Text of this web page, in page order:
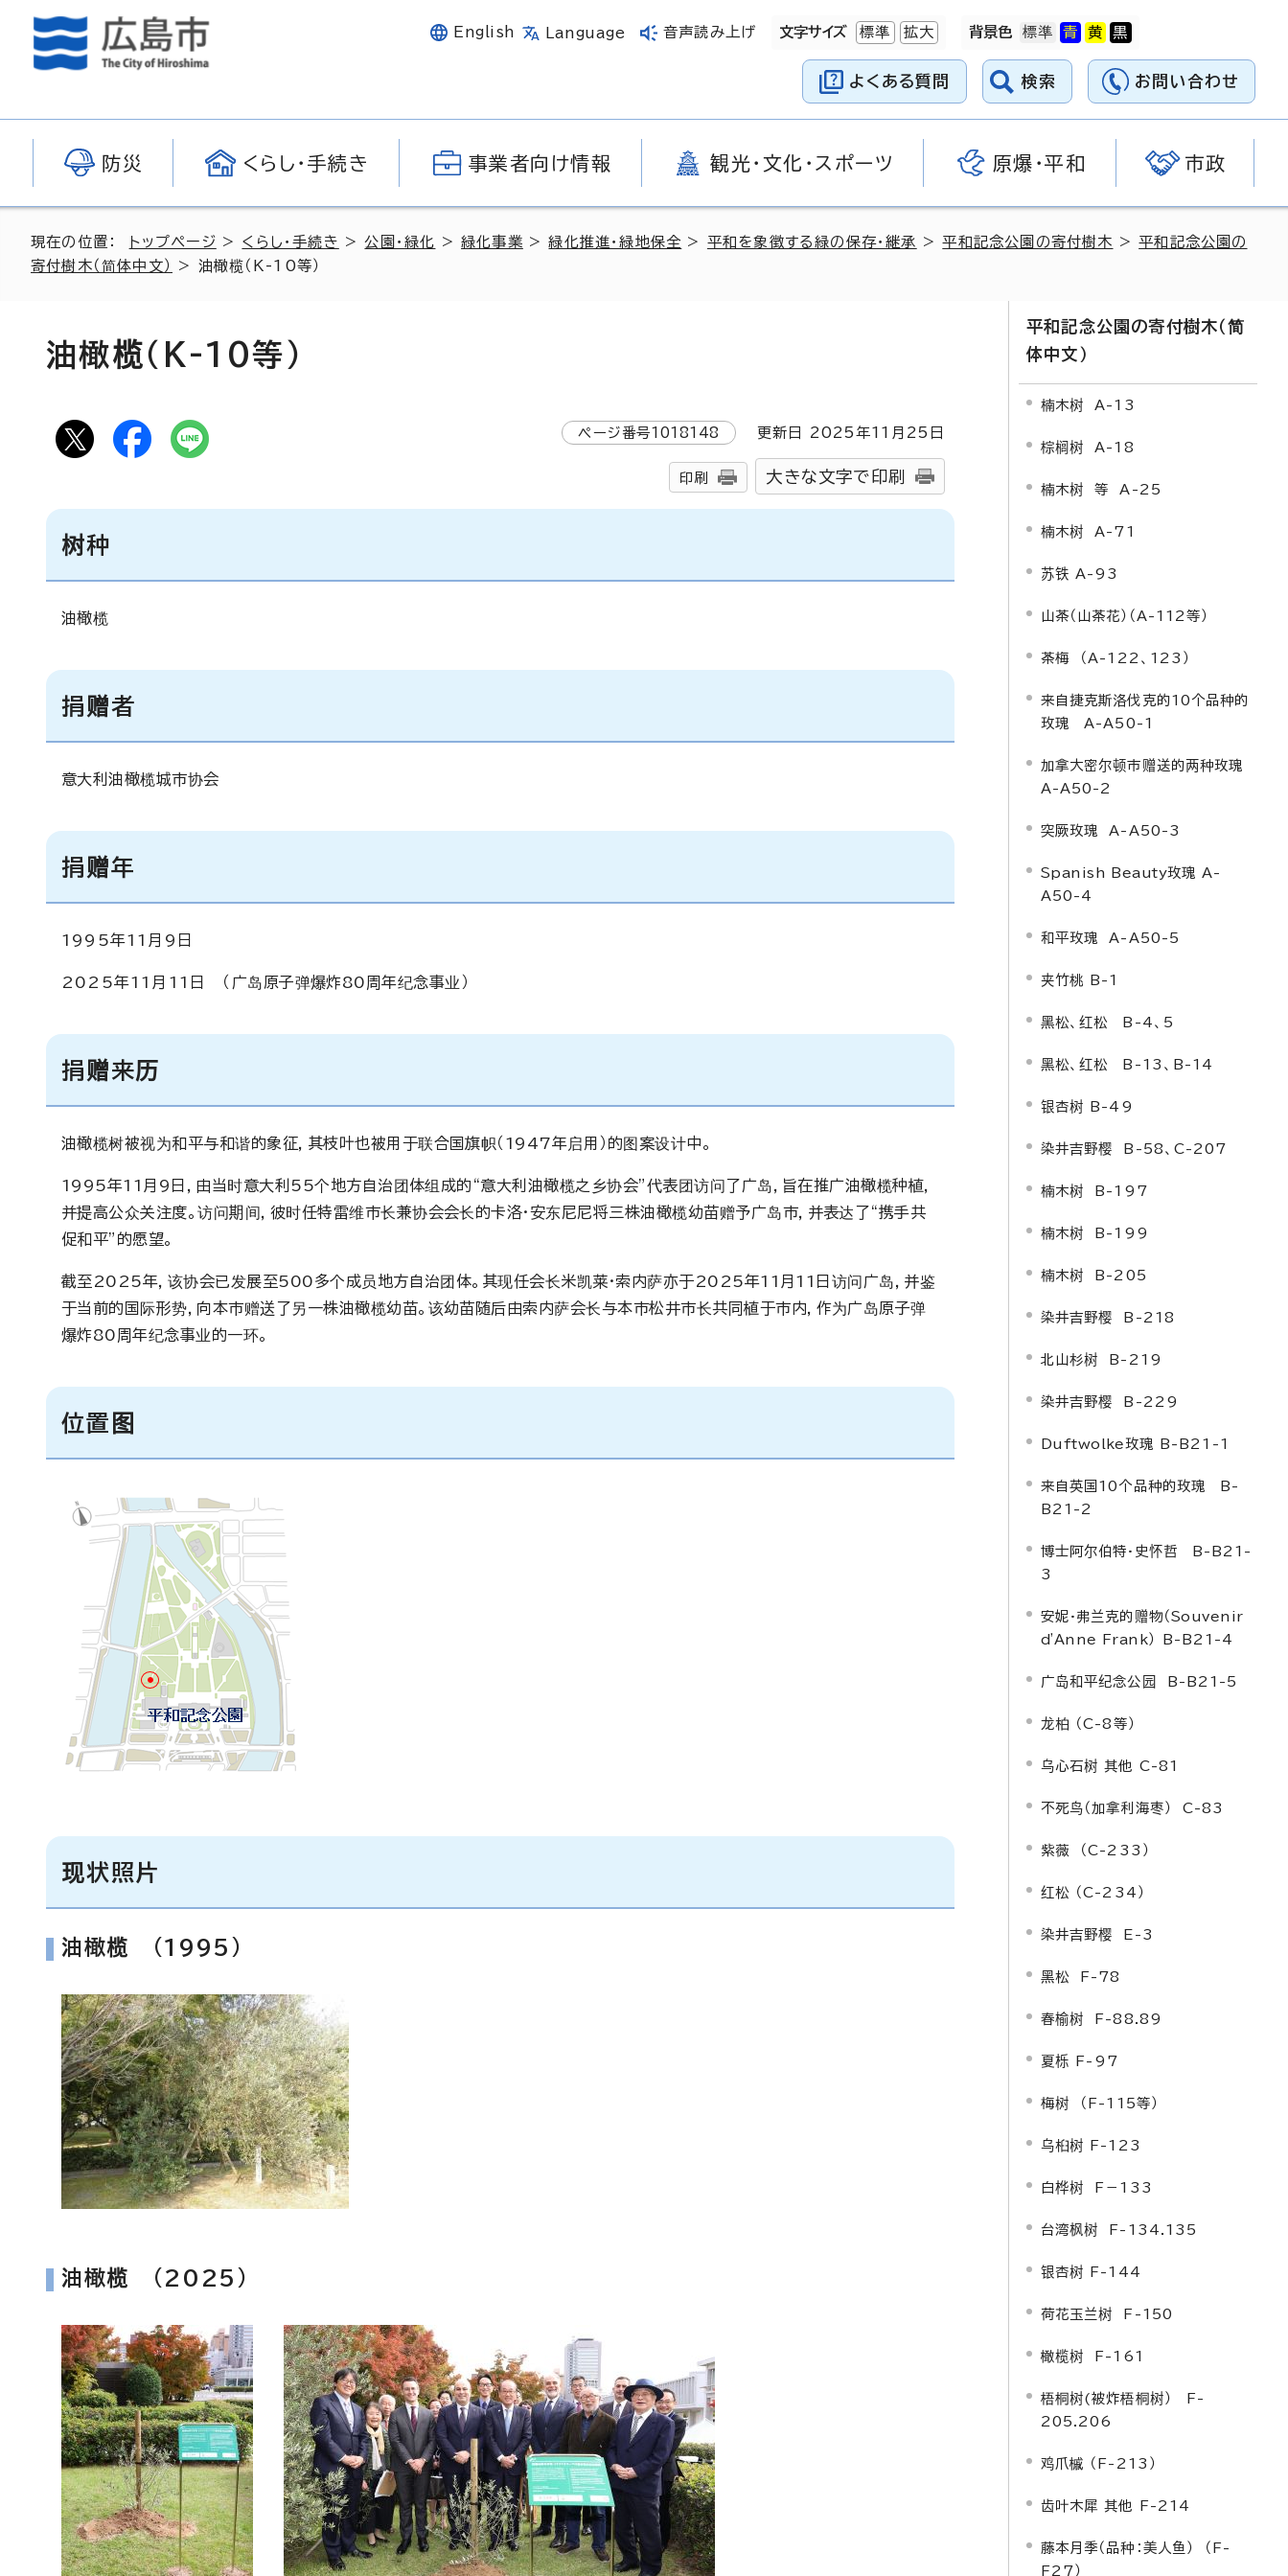
English Language 音声読み上げ 文字サイズ 標準 拡大 背景色
よくある質問 検索 お問い合わせ
防災 くらし・手続き 事業者向け情報 観光・文化・スポーツ 原爆・平和 市政
現在の位置： トップページ > くらし・手続き >公園・緑化 >緑化事業 >緑化推進・緑地保全 > 平和を象徴する緑の保存・継承 >平和記念公園の寄付樹木 >平和記念公園の
寄付樹木（简体中文）
> 油橄榄（K-10等）
油橄榄（K-10等）
ページ番号1018148 更新日 2025 年11 月 25 日
印刷 大きな文字で印刷
树种
油橄榄
捐赠者
意大利油橄榄城市协会
捐赠年
1995年11月9日
2025年11月11日 （ 广岛原子弹爆炸80周年纪念事业 ）
捐赠来历
油橄榄树被视为和平与和谐的象征，其枝叶也被用于联合国旗帜（1947年启用）的图案设计中。
1995年11月9日，由当时意大利55个地方自治团体组成的“意大利油橄榄之乡协会”代表团访问了广岛，旨在推广油橄榄种植，
并提高公众关注度。访问期间，彼时任特雷维市长兼协会会长的卡洛·安东尼尼将三株油橄榄幼苗赠予广岛市，并表达了“携手共
促和平”的愿望。
截至2025年，该协会已发展至500多个成员地方自治团体。其现任会长米凯莱·索内萨亦于2025年11月11日访问广岛，并鉴
于当前的国际形势，向本市赠送了另一株油橄榄幼苗。该幼苗随后由索内萨会长与本市松井市长共同植于市内，作为广岛原子弹
爆炸80周年纪念事业的一环。
位置图
现状照片
油橄榄 (1995)
油橄榄 (2025)
平和記念公園の寄付樹木（简
体中文）
楠木树 A-13
棕榈树 A-18
楠木树 等 A-25
楠木树 A-71
苏铁 A-93
山茶（山茶花）（A-112等）
茶梅 （A-122、123）
来自捷克斯洛伐克的10个品种的
玫瑰 A-A50-1
加拿大密尔顿市赠送的两种玫瑰
A-A50-2
突厥玫瑰 A-A50-3
Spanish Beauty玫瑰 A-
A50-4
和平玫瑰 A-A50-5
夹竹桃 B-1
黑松、红松 B-4、5
黑松、红松 B-13、B-14
银杏树 B-49
染井吉野樱 B-58、C-207
楠木树 B-197
楠木树 B-199
楠木树 B-205
染井吉野樱 B-218
北山杉树 B-219
染井吉野樱 B-229
Duftwolke玫瑰 B-B21-1
来自英国10个品种的玫瑰 B-
B21-2
博士阿尔伯特·史怀哲 B-B21-
3
安妮·弗兰克的赠物 （ Souvenir
d'Anne Frank） B-B21-4
广岛和平纪念公园 B-B21-5
龙柏 （C-8等）
乌心石树 其他 C-81
不死鸟（加拿利海枣） C-83
紫薇 （C-233）
红松 （C-234）
染井吉野樱 E-3
黑松 F-78
春榆树 F-88.89
夏栎 F-97
梅树 （F-115等）
乌桕树 F-123
白桦树 F－133
台湾枫树 F-134.135
银杏树 F-144
荷花玉兰树 F-150
橄榄树 F-161
梧桐树(被炸梧桐树） F-
205.206
鸡爪槭 （F-213）
齿叶木犀 其他 F-214
藤本月季（品种：美人鱼） （F-
F27）